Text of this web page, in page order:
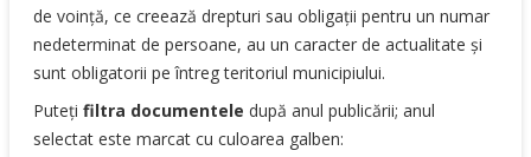
de voință, ce creează drepturi sau obligații pentru un numar
nedeterminat de persoane, au un caracter de actualitate și
sunt obligatorii pe întreg teritoriul municipiului.
Puteți filtra documentele după anul publicării; anul
selectat este marcat cu culoarea galben: